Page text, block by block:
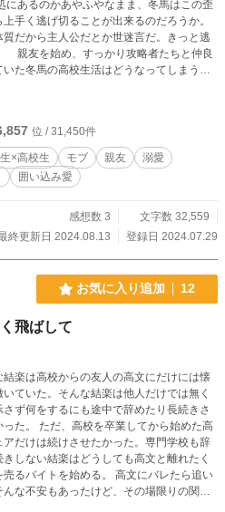
手く逃げ切ることが出来るのだろうか。
質だから主人公だとか世迷言だ。きっと逃
いた冬馬の高校生活はどうなってしまうの
見えませんが、ニマニマしながら書きた
位 / 31,450件
×高校生 モブ 親友
溺愛
囲い込み愛
感想数 3
文字数 32,559
終更新日 2024.08.13
登録日 2024.07.29
お気に入り追加 12
飛ばして
楽は高校からの友人の高文にだけには懐
いていた。そんな結楽は他人だけでは無く
ず何をするにも途中で辞めたり長続きさ
た。 ただ、高校を卒業してから始めた高
だけは続けさせたかった。専門学校も辞
しない結楽はどうしても高文と離れたく
売るバイトを始める。 高文にバレたら追い
な不安もあったけど、その場限りの関係
ら辞められない結楽。 対する高文は真面